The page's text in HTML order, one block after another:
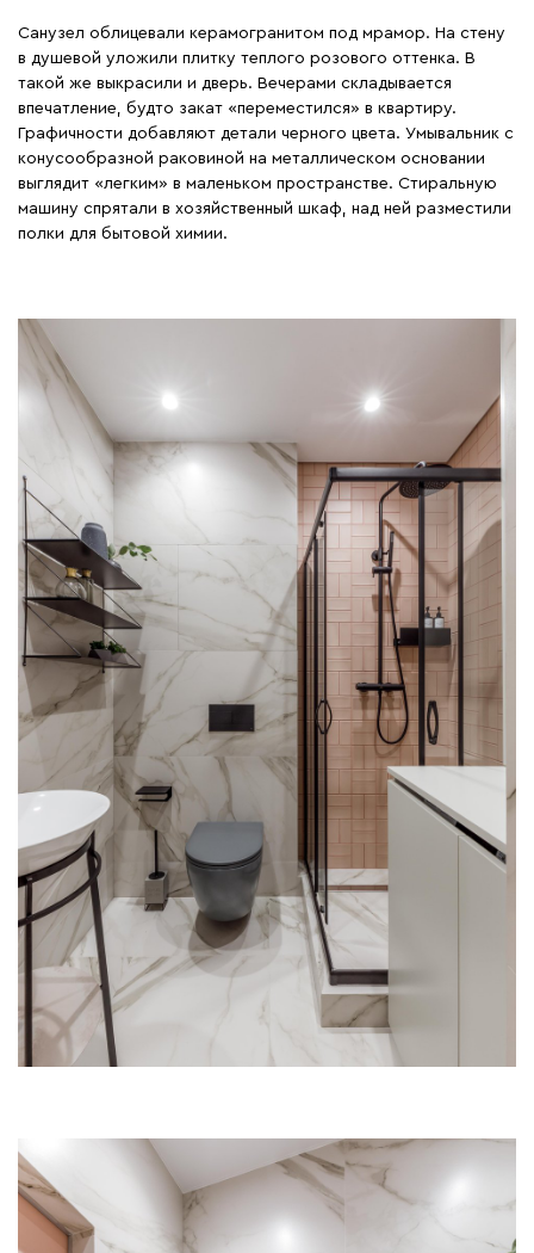
Санузел облицевали керамогранитом под мрамор. На стену
в душевой уложили плитку теплого розового оттенка. В
такой же выкрасили и дверь. Вечерами складывается
впечатление, будто закат «переместился» в квартиру.
Графичности добавляют детали черного цвета. Умывальник с
конусообразной раковиной на металлическом основании
выглядит «легким» в маленьком пространстве. Стиральную
машину спрятали в хозяйственный шкаф, над ней разместили
полки для бытовой химии.